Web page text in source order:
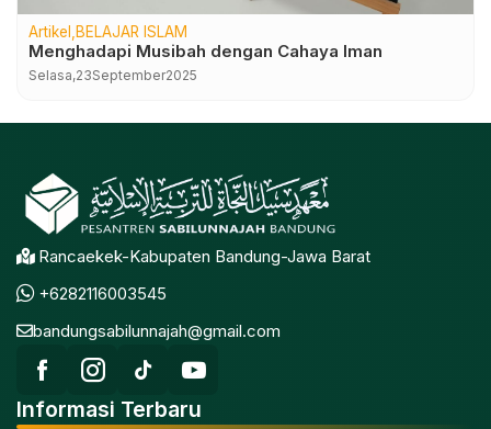
Artikel BELAJAR ISLAM
Menghadapi Musibah dengan Cahaya Iman
Selasa,23September2025
Rancaekek-Kabupaten Bandung-Jawa Barat
+6282116003545
bandungsabilunnajah@gmail.com
Informasi Terbaru